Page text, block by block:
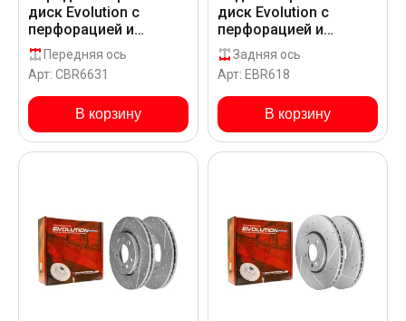
диск Evolution с
перфорацией и
насечками, в
покрытии GEOMET для
Volkswagen BORA
1J__5_
Передняя ось
Арт: CBR6631
В корзину
диск Evolution с
перфорацией и
насечками в покрытии
GEOMET для
Volkswagen BORA
1J__6_
Задняя ось
Арт: EBR618
В корзину